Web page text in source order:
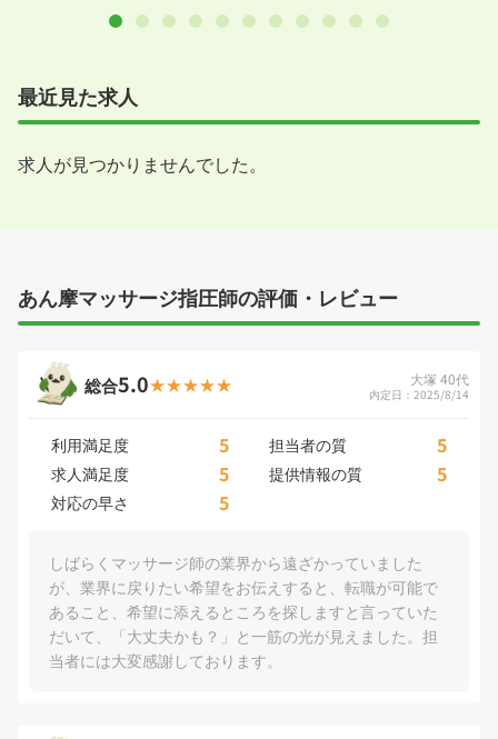
最近見た求人
求人が見つかりませんでした。
あん摩マッサージ指圧師の評価・レビュー
総合5.0 大塚 40代
内定日：2025/8/14
利用満足度 5 担当者の質 5
求人満足度 5 提供情報の質 5
対応の早さ 5
しばらくマッサージ師の業界から遠ざかっていました
が、業界に戻りたい希望をお伝えすると、転職が可能で
あること、希望に添えるところを探しますと言っていた
だいて、「大丈夫かも？」と一筋の光が見えました。担
当者には大変感謝しております。